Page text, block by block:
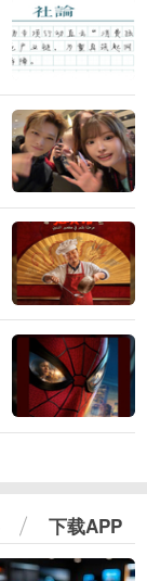
下载APP